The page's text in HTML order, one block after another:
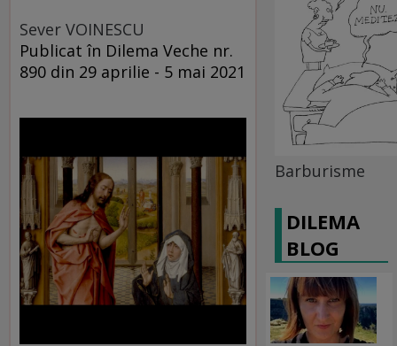
Sever VOINESCU
Publicat în Dilema Veche nr.
890 din 29 aprilie - 5 mai 2021
Barburisme
DILEMA
BLOG